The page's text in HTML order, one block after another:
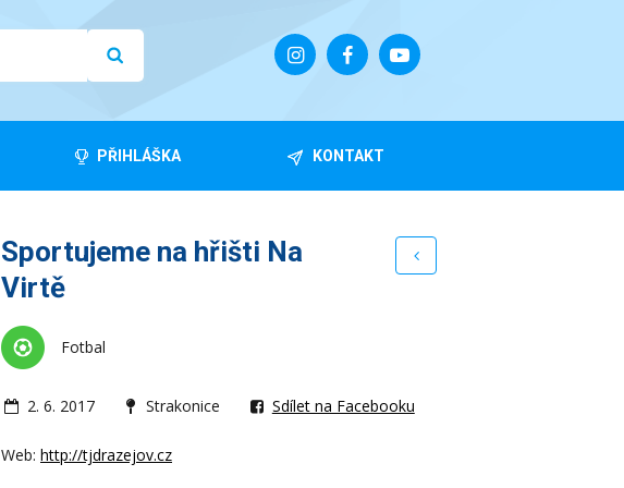
PŘIHLÁŠKA KONTAKT
Sportujeme na hřišti Na
Virtě
Fotbal
2. 6. 2017 Strakonice Sdílet na Facebooku
Web: http://tjdrazejov.cz